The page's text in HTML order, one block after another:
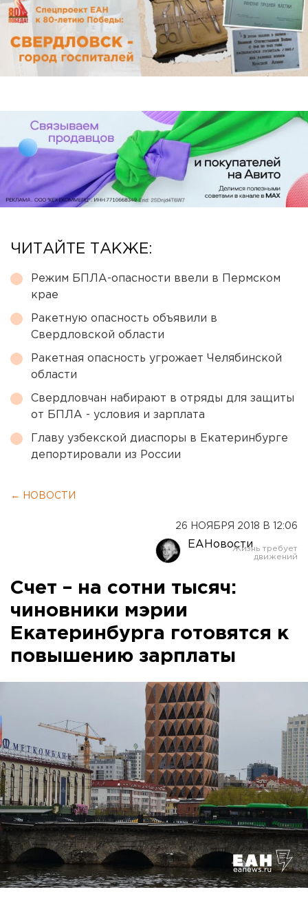
ЧИТАЙТЕ ТАКЖЕ:
Режим БПЛА-опасности ввели в Пермском
крае
Ракетную опасность объявили в
Свердловской области
Ракетная опасность угрожает Челябинской
области
Свердловчан набирают в отряды для защиты
от БПЛА - условия и зарплата
Главу узбекской диаспоры в Екатеринбурге
депортировали из России
← НОВОСТИ
26 НОЯБРЯ 2018 В 12:06
ЕАНовости
Счет – на сотни тысяч:
чиновники мэрии
Екатеринбурга готовятся к
повышению зарплаты